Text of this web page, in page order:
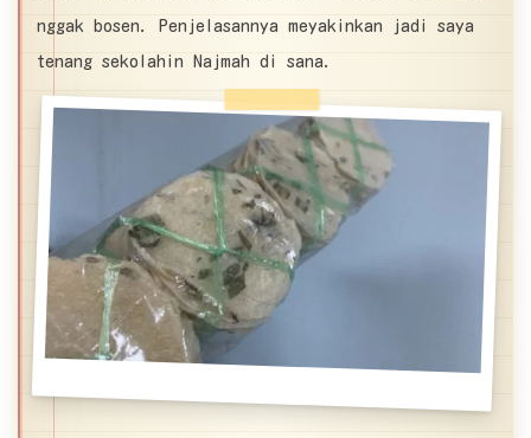
nggak bosen. Penjelasannya meyakinkan jadi saya
tenang sekolahin Najmah di sana.